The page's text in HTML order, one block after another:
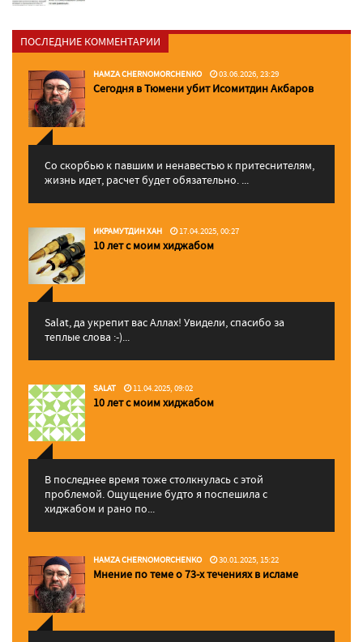
ПОСЛЕДНИЕ КОММЕНТАРИИ
HAMZA CHERNOMORCHENKO 03.06.2026, 23:29
Сегодня в Тюмени убит Исомитдин Акбаров
Со скорбью к павшим и ненавестью к притеснителям,
жизнь идет, расчет будет обязательно. ...
ИКРАМУТДИН ХАН 17.04.2025, 00:27
10 лет с моим хиджабом
Salat, да укрепит вас Аллаx! Увидели, спасибо за
теплые слова :-)...
SALAT 11.04.2025, 09:02
10 лет с моим хиджабом
В последнее время тоже столкнулась с этой
проблемой. Ощущение будто я поспешила с
хиджабом и рано по...
HAMZA CHERNOMORCHENKO 30.01.2025, 15:22
Мнение по теме о 73-х течениях в исламе